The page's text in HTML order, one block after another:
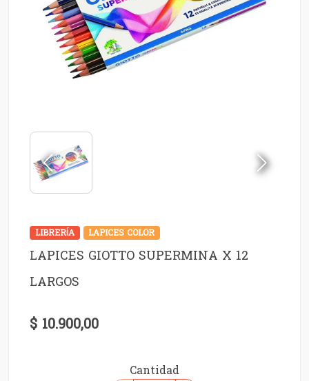
LIBRERÍA LAPICES COLOR
LAPICES GIOTTO SUPERMINA X 12
LARGOS
$ 10.900,00
Cantidad